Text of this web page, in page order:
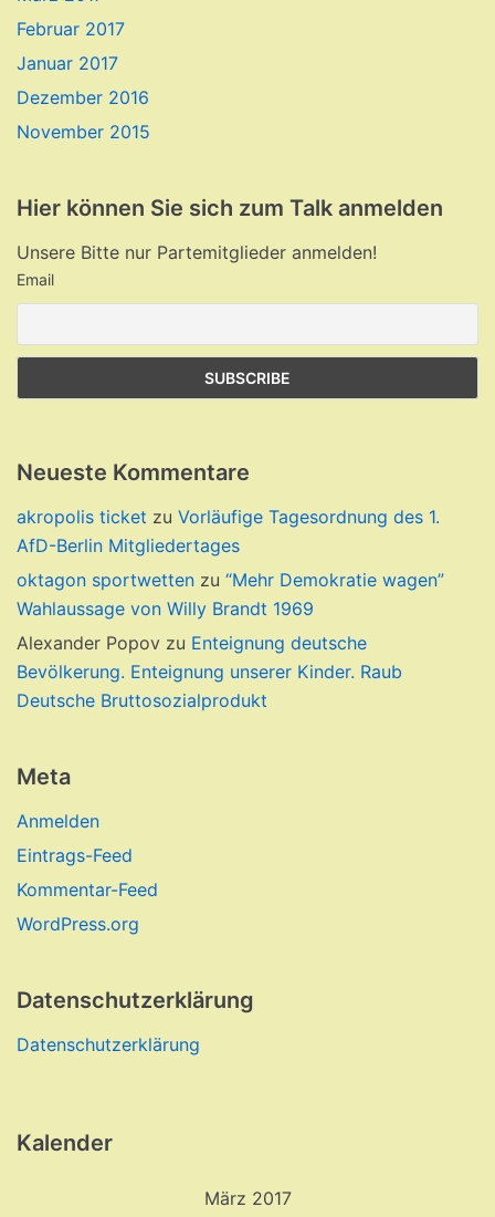
Februar 2017
Januar 2017
Dezember 2016
November 2015
Hier können Sie sich zum Talk anmelden
Unsere Bitte nur Partemitglieder anmelden!
Email
Neueste Kommentare
akropolis ticket zu Vorläufige Tagesordnung des 1.
AfD-Berlin Mitgliedertages
oktagon sportwetten zu “Mehr Demokratie wagen”
Wahlaussage von Willy Brandt 1969
Alexander Popov zu Enteignung deutsche
Bevölkerung. Enteignung unserer Kinder. Raub
Deutsche Bruttosozialprodukt
Meta
Anmelden
Eintrags-Feed
Kommentar-Feed
WordPress.org
Datenschutzerklärung
Datenschutzerklärung
Kalender
März 2017